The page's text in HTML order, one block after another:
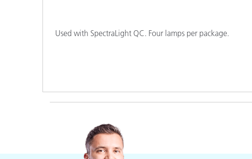
Used with SpectraLight QC. Four lamps per package.